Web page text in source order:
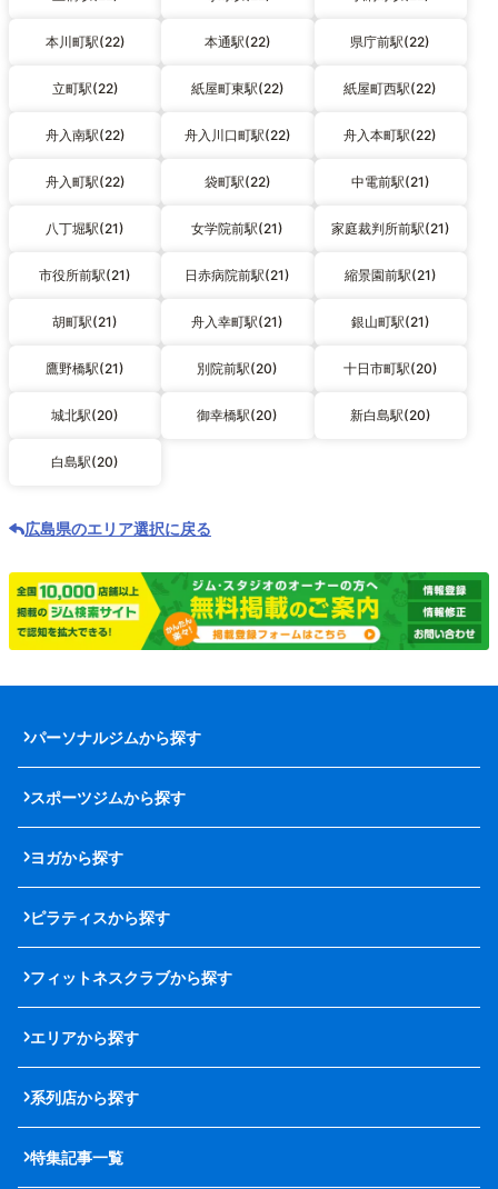
本川町駅(22) 本通駅(22) 県庁前駅(22)
立町駅(22) 紙屋町東駅(22) 紙屋町西駅(22)
舟入南駅(22) 舟入川口町駅(22) 舟入本町駅(22)
舟入町駅(22) 袋町駅(22) 中電前駅(21)
八丁堀駅(21) 女学院前駅(21) 家庭裁判所前駅(21)
市役所前駅(21) 日赤病院前駅(21) 縮景園前駅(21)
胡町駅(21) 舟入幸町駅(21) 銀山町駅(21)
鷹野橋駅(21) 別院前駅(20) 十日市町駅(20)
城北駅(20) 御幸橋駅(20) 新白島駅(20)
白島駅(20)
広島県のエリア選択に戻る
パーソナルジムから探す
スポーツジムから探す
ヨガから探す
ピラティスから探す
フィットネスクラブから探す
エリアから探す
系列店から探す
特集記事一覧